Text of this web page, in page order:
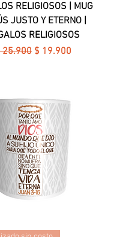
RELIGIOSOS | MUG
JUSTO Y ETERNO |
RELIGIOSOS
25.900 Precio de oferta
$ 19.900